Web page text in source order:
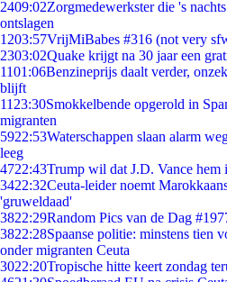
2409:02Zorgmedewerkster die 's
ontslagen
1203:57VrijMiBabes #316 (not very
2303:02Quake krijgt na 30 jaar een
1101:06Benzineprijs daalt verder,
blijft
11 23:30Smokkelbende opgerold in
migranten
5922:53Waterschappen slaan alarm
leeg
4722:43Trump wil dat J.D. Vance hem
3422:32Ceuta-leider noemt
'gruweldaad'
3822:29Random Pics van de Dag
3822:28Spaanse politie: minstens tien
onder migranten Ceuta
3022:20Tropische hitte keert zondag